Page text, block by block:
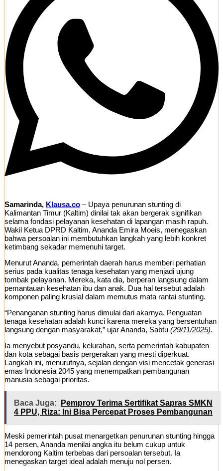
Samarinda, Klausa.co – Upaya penurunan stunting di
Kalimantan Timur (Kaltim) dinilai tak akan bergerak signifikan
selama fondasi pelayanan kesehatan di lapangan masih rapuh.
Wakil Ketua DPRD Kaltim, Ananda Emira Moeis, menegaskan
bahwa persoalan ini membutuhkan langkah yang lebih konkret
ketimbang sekadar memenuhi target.
Menurut Ananda, pemerintah daerah harus memberi perhatian
serius pada kualitas tenaga kesehatan yang menjadi ujung
tombak pelayanan. Mereka, kata dia, berperan langsung dalam
pemantauan kesehatan ibu dan anak. Dua hal tersebut adalah
komponen paling krusial dalam memutus mata rantai stunting.
“Penanganan stunting harus dimulai dari akarnya. Penguatan
tenaga kesehatan adalah kunci karena mereka yang bersentuhan
langsung dengan masyarakat,” ujar Ananda, Sabtu (29/11/2025).
Ia menyebut posyandu, kelurahan, serta pemerintah kabupaten
dan kota sebagai basis pergerakan yang mesti diperkuat.
Langkah ini, menurutnya, sejalan dengan visi mencetak generasi
emas Indonesia 2045 yang menempatkan pembangunan
manusia sebagai prioritas.
Baca Juga:
Pemprov Terima Sertifikat Sapras SMKN
4 PPU, Riza: Ini Bisa Percepat Proses Pembangunan
Meski pemerintah pusat menargetkan penurunan stunting hingga
14 persen, Ananda menilai angka itu belum cukup untuk
mendorong Kaltim terbebas dari persoalan tersebut. Ia
menegaskan target ideal adalah menuju nol persen.